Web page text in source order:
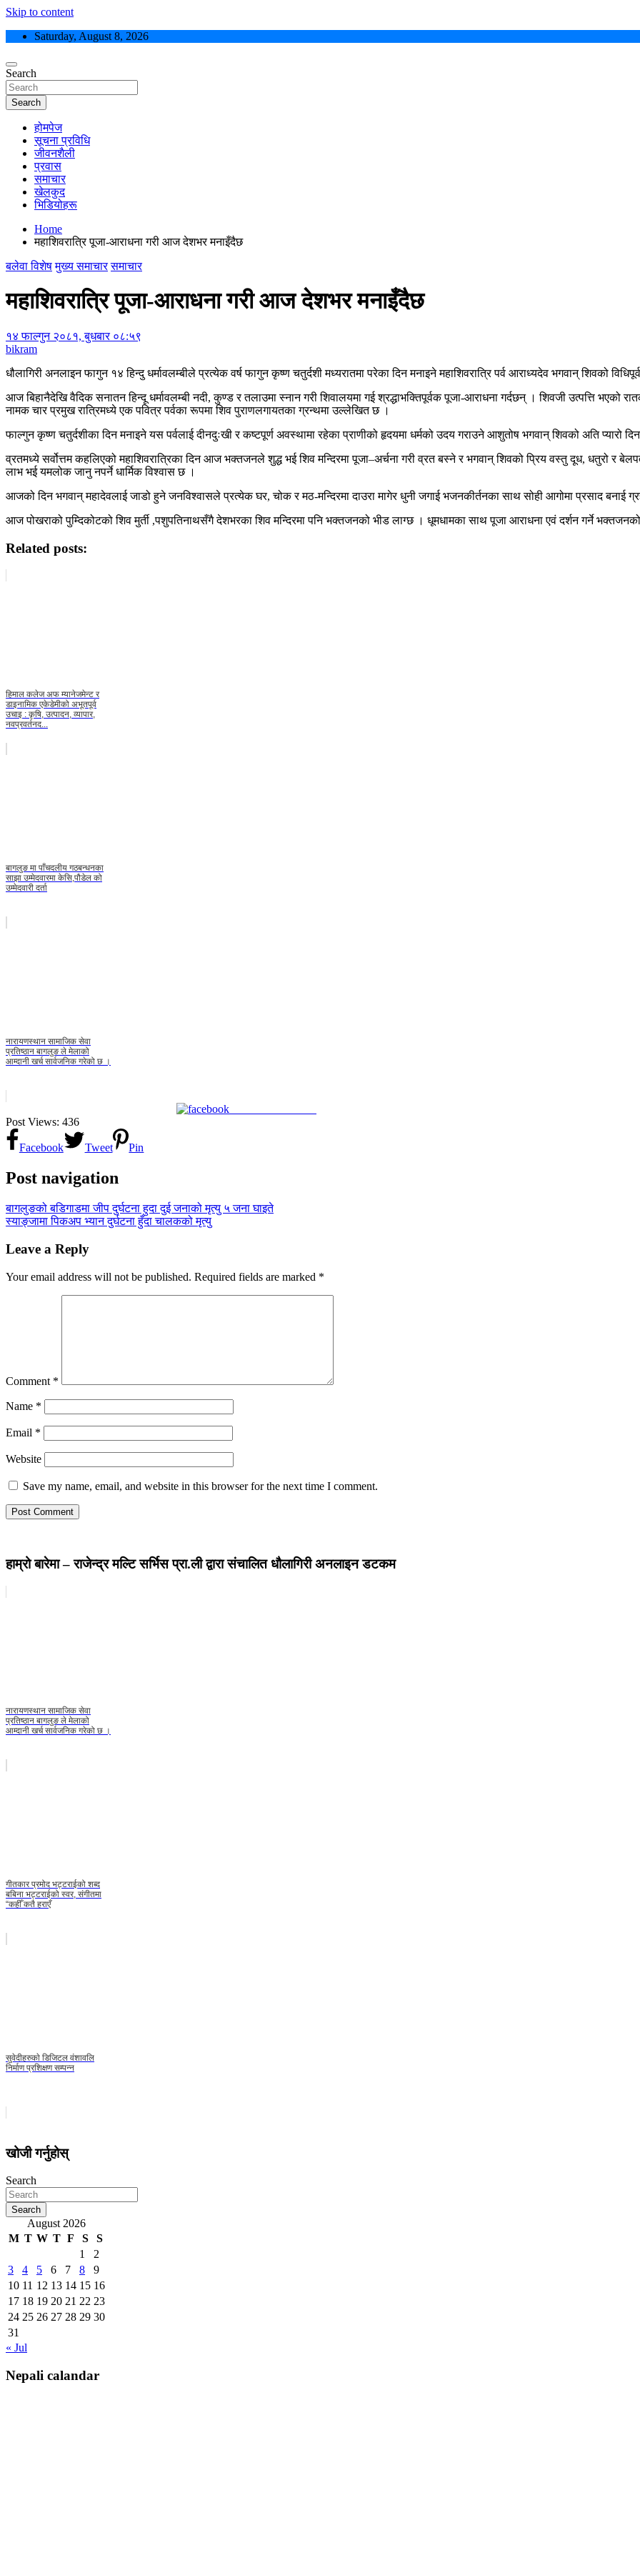
Skip to content
Saturday, August 8, 2026
Search
Search
होमपेज
सूचना प्रविधि
जीवनशैली
प्रवास
समाचार
खेलकुद
भिडियोहरू
Home
महाशिवरात्रि पूजा-आराधना गरी आज देशभर मनाइँदैछ
बलेवा विशेष मुख्य समाचार समाचार
महाशिवरात्रि पूजा-आराधना गरी आज देशभर मनाइँदैछ
१४ फाल्गुन २०८१, बुधबार ०८:५९
bikram
धौलागिरी अनलाइन फागुन १४ हिन्दु धर्मावलम्बीले प्रत्येक वर्ष फागुन कृष्ण चतुर्दशी मध्यरातमा परेका दिन मनाइने महाशिवरात्रि पर्व आराध्यदेव भगवान् शिवको
आज बिहानैदेखि वैदिक सनातन हिन्दू धर्मावलम्बी नदी, कुण्ड र तलाउमा स्नान गरी शिवालयमा गई श्रद्धाभक्तिपूर्वक पूजा-आराधना गर्दछन् । शिवजी उत्पत्ति भएको
नामक चार प्रमुख रात्रिमध्ये एक पवित्र पर्वका रूपमा शिव पुराणलगायतका ग्रन्थमा उल्लेखित छ ।
फाल्गुन कृष्ण चतुर्दशीका दिन मनाइने यस पर्वलाई दीनदुःखी र कष्टपूर्ण अवस्थामा रहेका प्राणीको हृदयमा धर्मको उदय गराउने आशुतोष भगवान् शिवको अति प्यारो
व्रतमध्ये सर्वोत्तम कहलिएको महाशिवरात्रिका दिन आज भक्तजनले शुद्ध भई शिव मन्दिरमा पूजा–अर्चना गरी व्रत बस्ने र भगवान् शिवको प्रिय वस्तु दूध, धतुरो र
लाभ भई यमलोक जानु नपर्ने धार्मिक विश्वास छ ।
आजको दिन भगवान् महादेवलाई जाडो हुने जनविश्वासले प्रत्येक घर, चोक र मठ-मन्दिरमा दाउरा मागेर धुनी जगाई भजनकीर्तनका साथ सोही आगोमा प्रसाद बनाई
आज पोखराको पुम्दिकोटको शिव मुर्ती ,पशुपतिनाथसँगै देशभरका शिव मन्दिरमा पनि भक्तजनको भीड लाग्छ । धूमधामका साथ पूजा आराधना एवं दर्शन गर्ने
Related posts:
हिमाल कलेज अफ म्यानेजमेन्ट र
डाइनामिक एकेडेमीको अभूतपूर्व
उचाइ : कृषि, उत्पादन, व्यापार,
नवप्रवर्तनद...
बागलुङ मा पाँचदलीय गठबन्धनका
साझा उम्मेदवारमा केसि,पौडेल को
उम्मेदवारी दर्ता
नारायणस्थान सामाजिक सेवा
प्रतिष्ठान बागलुङ ले मेलाको
आम्दानी खर्च सार्वजनिक गरेको छ ।
Post Views: 436
Facebook Tweet Pin
Post navigation
बागलुङको बडिगाडमा जीप दुर्घटना हुदा दुई जनाको मृत्यु ५ जना घाइते
स्याङ्जामा पिकअप भ्यान दुर्घटना हुँदा चालकको मृत्यु
Leave a Reply
Your email address will not be published. Required fields are marked *
Comment *
Name *
Email *
Website
Save my name, email, and website in this browser for the next time I comment.
हाम्रो बारेमा – राजेन्द्र मल्टि सर्भिस प्रा.ली द्वारा संचालित धौलागिरी अनलाइन डटकम
नारायणस्थान सामाजिक सेवा
प्रतिष्ठान बागलुङ ले मेलाको
आम्दानी खर्च सार्वजनिक गरेको छ ।
गीतकार प्रमोद भट्टराईको शब्द
बबिना भट्टराईको स्वर, संगीतमा
“कहीँ कतै हराएँ
सुवेदीहरुकाे डिजिटल वंशावलि
निर्माण प्रशिक्षण सम्पन्न
खोजी गर्नुहोस्
Search
Search
August 2026
M T W T F S
S
1
2
3
4 5 6 7 8
9
10 11 12 13 14 15 16
17 18 19 20 21 22 23
24 25 26 27 28 29 30
31
« Jul
Nepali calandar